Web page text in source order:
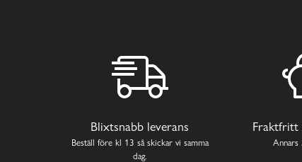
Blixtsnabb leverans
Beställ före kl 13 så skickar vi samma
dag.
Fraktfritt